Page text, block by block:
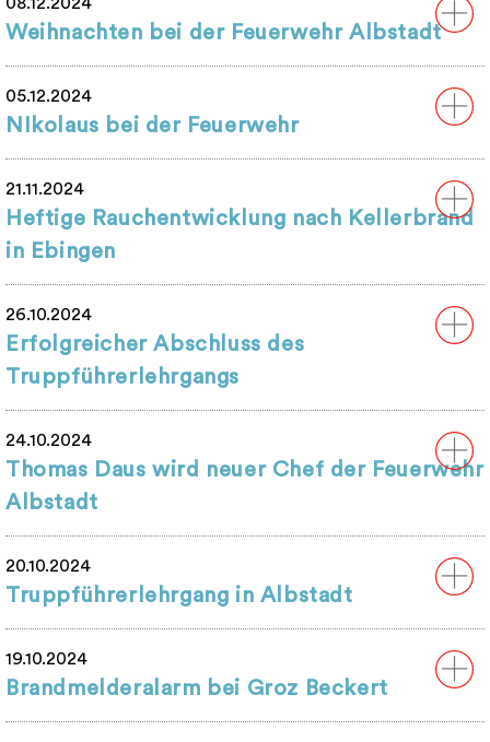
08.12.2024
Weihnachten bei der Feuerwehr Albstadt
05.12.2024
NIkolaus bei der Feuerwehr
21.11.2024
Heftige Rauchentwicklung nach Kellerbrand
in Ebingen
26.10.2024
Erfolgreicher Abschluss des
Truppführerlehrgangs
24.10.2024
Thomas Daus wird neuer Chef der Feuerwehr
Albstadt
20.10.2024
Truppführerlehrgang in Albstadt
19.10.2024
Brandmelderalarm bei Groz Beckert